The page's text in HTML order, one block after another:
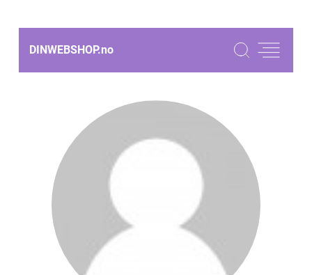
DINWEBSHOP.no